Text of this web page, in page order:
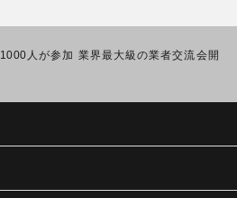
1000人が参加 業界最大級の業者交流会開